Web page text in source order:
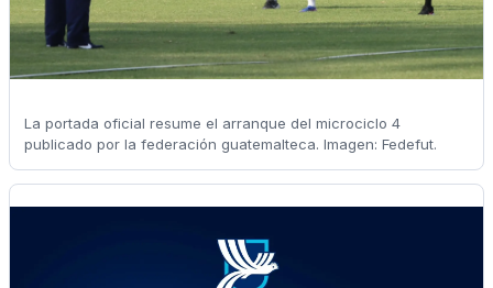
La portada oficial resume el arranque del microciclo 4
publicado por la federación guatemalteca. Imagen: Fedefut.